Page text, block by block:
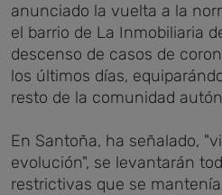
anunciado la vuelta a la
el barrio de La Inmobiliaria
descenso de casos de
los últimos días,
resto de la comunidad
En Santoña, ha señalado,
evolución", se levantarán
restrictivas que se